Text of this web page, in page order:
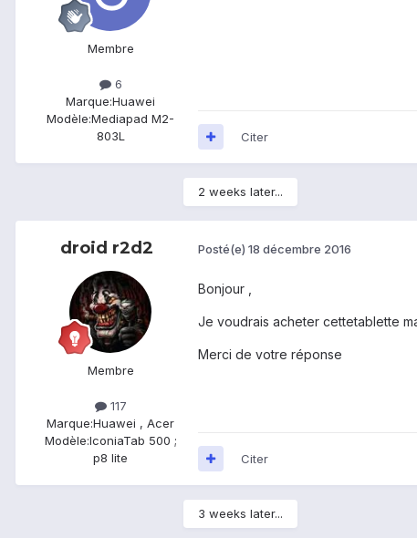
Membre
6
Marque:Huawei
Modèle:Mediapad M2-
803L
Citer
2 weeks later...
droid r2d2
Membre
117
Marque:Huawei , Acer
Modèle:IconiaTab 500 ;
p8 lite
Posté(e) 18 décembre 2016
Bonjour ,
Je voudrais acheter cettetablette
Merci de votre réponse
Citer
3 weeks later...